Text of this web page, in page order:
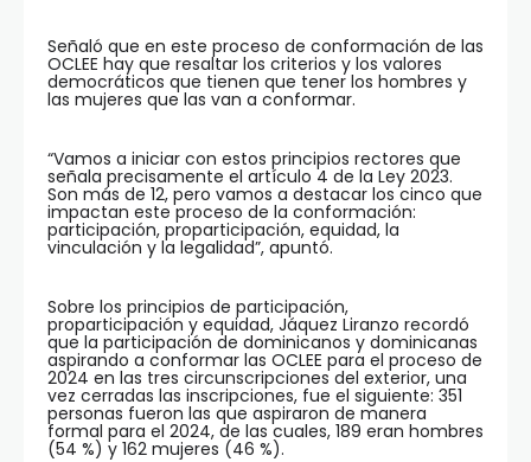
Señaló que en este proceso de conformación de las
OCLEE hay que resaltar los criterios y los valores
democráticos que tienen que tener los hombres y
las mujeres que las van a conformar.
“Vamos a iniciar con estos principios rectores que
señala precisamente el artículo 4 de la Ley 2023.
Son más de 12, pero vamos a destacar los cinco que
impactan este proceso de la conformación:
participación, proparticipación, equidad, la
vinculación y la legalidad”, apuntó.
Sobre los principios de participación,
proparticipación y equidad, Jáquez Liranzo recordó
que la participación de dominicanos y dominicanas
aspirando a conformar las OCLEE para el proceso de
2024 en las tres circunscripciones del exterior, una
vez cerradas las inscripciones, fue el siguiente: 351
personas fueron las que aspiraron de manera
formal para el 2024, de las cuales, 189 eran hombres
(54 %) y 162 mujeres (46 %).